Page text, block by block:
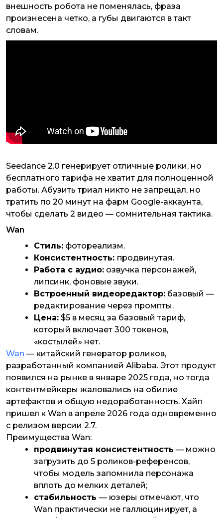
внешность робота не поменялась, фраза
произнесена четко, а губы двигаются в такт
словам.
Seedance 2.0 генерирует отличные ролики, но
бесплатного тарифа не хватит для полноценной
работы. Абузить триал никто не запрещал, но
тратить по 20 минут на фарм Google-аккаунта,
чтобы сделать 2 видео — сомнительная тактика.
Wan
Стиль: фотореализм.
Консистентность: продвинутая.
Работа с аудио: озвучка персонажей,
липсинк, фоновые звуки.
Встроенный видеоредактор: базовый —
редактирование через промпты.
Цена: $5 в месяц за базовый тариф,
который включает 300 токенов,
«костылей» нет.
Wan — китайский генератор роликов,
разработанный компанией Alibaba. Этот продукт
появился на рынке в январе 2025 года, но тогда
контентмейкеры жаловались на обилие
артефактов и общую недоработанность. Хайп
пришел к Wan в апреле 2026 года одновременно
с релизом версии 2.7.
Преимущества Wan:
продвинутая консистентность — можно
загрузить до 5 роликов-референсов,
чтобы модель запомнила персонажа
вплоть до мелких деталей;
стабильность — юзеры отмечают, что
Wan практически не галлюцинирует, а